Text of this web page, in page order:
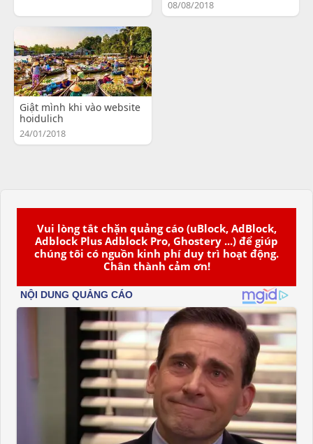
Vui lòng tắt chặn quảng cáo (uBlock, AdBlock,
Adblock Plus Adblock Pro, Ghostery ...) để giúp
chúng tôi có nguồn kinh phí duy trì hoạt động.
Chân thành cảm ơn!
08/08/2018
Giật mình khi vào website
hoidulich
24/01/2018